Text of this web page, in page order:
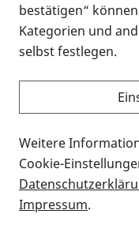
Alle
Formaten an
Sie möchten
suchen und
können? Schauen
Thema
für blinde und
Auf dieser Seite
bestätigen“
Kategorien und
selbst festlegen.
Weitere
Cookie-
Impressum.